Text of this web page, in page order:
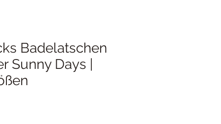
Badelatschen
Sunny Days |